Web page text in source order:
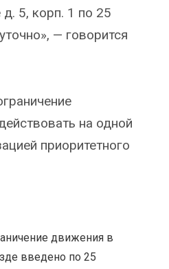
д. 5, корп. 1 по 25
— говорится
на одной
приоритетного
движения в
введено по 25